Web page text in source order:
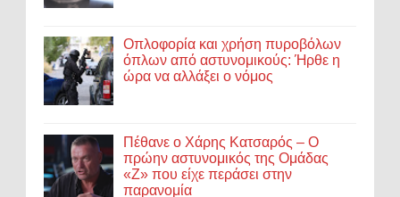
Οπλοφορία και χρήση πυροβόλων
όπλων από αστυνομικούς: Ήρθε η
ώρα να αλλάξει ο νόμος
Πέθανε ο Χάρης Κατσαρός – Ο
πρώην αστυνομικός της Ομάδας
«Ζ» που είχε περάσει στην
παρανομία